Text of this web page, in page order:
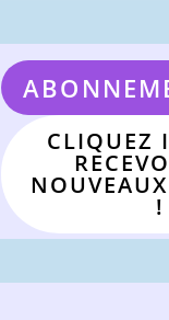
CLIQUEZ
!